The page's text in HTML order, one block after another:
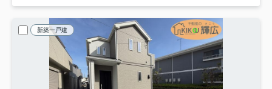
新築一戸建